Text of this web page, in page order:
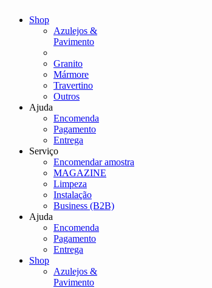
Shop
Azulejos &
Pavimento
Granito
Mármore
Travertino
Outros
Ajuda
Encomenda
Pagamento
Entrega
Serviço
Encomendar amostra
MAGAZINE
Limpeza
Instalação
Business (B2B)
Ajuda
Encomenda
Pagamento
Entrega
Shop
Azulejos &
Pavimento